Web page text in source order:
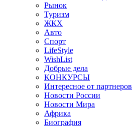
Рынок
Туризм
ЖКХ
Авто
Спорт
LifeStyle
WishList
Добрые дела
КОНКУРСЫ
Интересное от партнеров
Новости России
Новости Мира
Африка
Биография